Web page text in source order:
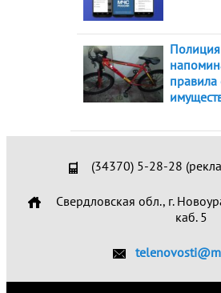
правила
(34370) 5-28-28
Свердловская обл., г.
каб. 5